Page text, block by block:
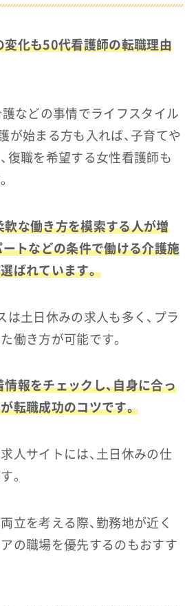
変化も50代看護師の転職理由
などの事情でライフスタイル
が始まる方も入れば、子育てや
復職を希望する女性看護師も
軟な働き方を模索する人が増
ートなどの条件で働ける介護施
ばれています。
は土日休みの求人も多く、プラ
働き方が可能です。
報をチェックし、自身に合っ
転職成功のコツです。
人サイトには、土日休みの仕
。
立を考える際、勤務地が近く
の職場を優先するのもおすす